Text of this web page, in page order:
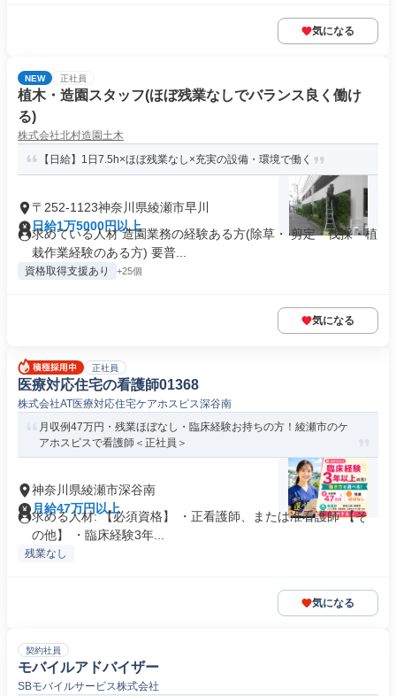
気になる
NEW 正社員
植木・造園スタッフ(ほぼ残業なしでバランス良く働け
る)
株式会社北村造園土木
【日給】1日7.5h×ほぼ残業なし×充実の設備・環境で働く
〒252-1123神奈川県綾瀬市早川
日給1万5000円以上
求めている人材 造園業務の経験ある方(除草・ 剪定・伐採・植
栽作業経験のある方) 要普...
資格取得支援あり +25個
気になる
正社員
医療対応住宅の看護師01368
株式会社AT医療対応住宅ケアホスピス深谷南
月収例47万円・残業ほぼなし・臨床経験お持ちの方！綾瀬市のケ
アホスピスで看護師＜正社員＞
神奈川県綾瀬市深谷南
月給47万円以上
求める人材: 【必須資格】 ・正看護師、または准看護師 【そ
の他】 ・臨床経験3年...
残業なし
気になる
契約社員
モバイルアドバイザー
SBモバイルサービス株式会社